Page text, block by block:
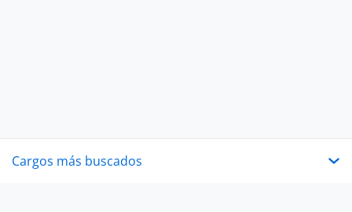
Cargos más buscados